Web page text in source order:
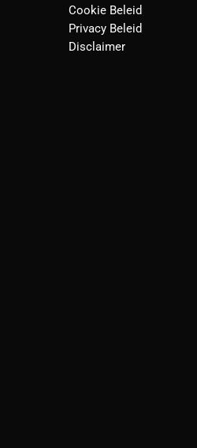
Cookie Beleid
Privacy Beleid
Disclaimer